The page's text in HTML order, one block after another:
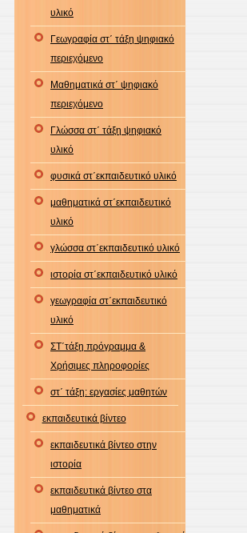
υλικό
Γεωγραφία στ΄ τάξη ψηφιακό
περιεχόμενο
Μαθηματικά στ΄ ψηφιακό
περιεχόμενο
Γλώσσα στ΄ τάξη ψηφιακό
υλικό
φυσικά στ΄εκπαιδευτικό υλικό
μαθηματικά στ΄εκπαιδευτικό
υλικό
γλώσσα στ΄εκπαιδευτικό υλικό
ιστορία στ΄εκπαιδευτικό υλικό
γεωγραφία στ΄εκπαιδευτικό
υλικό
ΣΤ΄τάξη πρόγραμμα &
Χρήσιμες πληροφορίες
στ΄ τάξη: εργασίες μαθητών
εκπαιδευτικά βίντεο
εκπαιδευτικά βίντεο στην
ιστορία
εκπαιδευτικά βίντεο στα
μαθηματικά